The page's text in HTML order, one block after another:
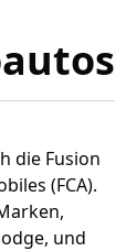
die Fusion
(FCA).
und